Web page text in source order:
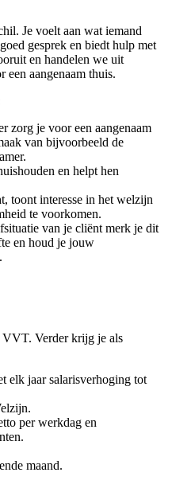
Je voelt aan wat iemand
gesprek en biedt hulp met
en handelen we uit
een aangenaam thuis.
zorg je voor een aangenaam
van bijvoorbeeld de
en helpt hen
toont interesse in het welzijn
te voorkomen.
van je cliënt merk je dit
en houd je jouw
VVT. Verder krijg je als
elk jaar salarisverhoging tot
per werkdag en
maand.